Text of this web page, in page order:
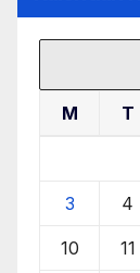
M T
3 4
10 11